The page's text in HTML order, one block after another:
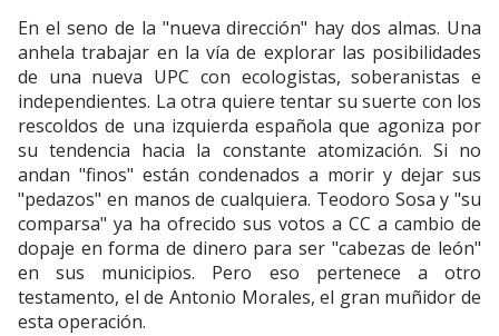
En el seno de la "nueva dirección" hay dos almas. Una
anhela trabajar en la vía de explorar las posibilidades
de una nueva UPC con ecologistas, soberanistas e
independientes. La otra quiere tentar su suerte con los
rescoldos de una izquierda española que agoniza por
su tendencia hacia la constante atomización. Si no
andan "finos" están condenados a morir y dejar sus
"pedazos" en manos de cualquiera. Teodoro Sosa y "su
comparsa" ya ha ofrecido sus votos a CC a cambio de
dopaje en forma de dinero para ser "cabezas de león"
en sus municipios. Pero eso pertenece a otro
testamento, el de Antonio Morales, el gran muñidor de
esta operación.